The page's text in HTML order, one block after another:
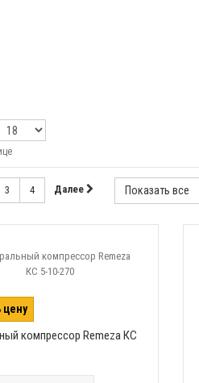
Показать все
3 4 Далее
цену
компрессор Remeza КС